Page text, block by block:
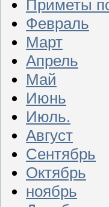
Приметы
Февраль
Март
Апрель
Май
Июнь
Июль.
Август
Сентябрь
Октябрь
ноябрь